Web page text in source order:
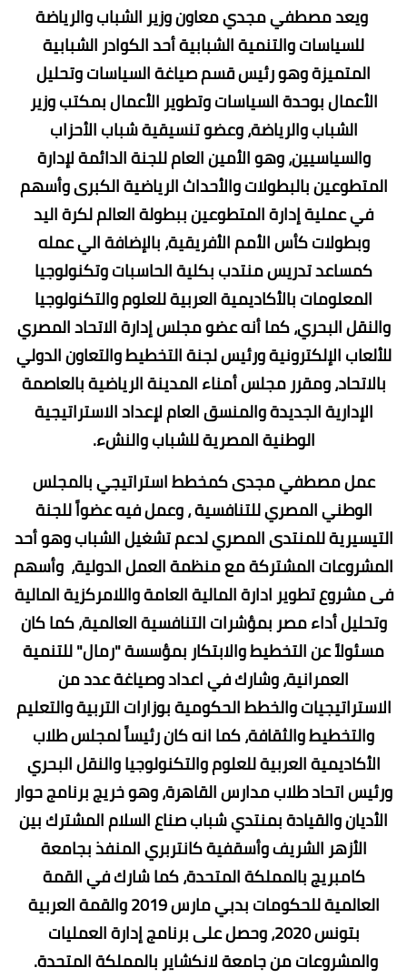
ويعد مصطفي مجدي معاون وزير الشباب والرياضة
للسياسات والتنمية الشبابية أحد الكوادر الشبابية
المتميزة وهو رئيس قسم صياغة السياسات وتحليل
الأعمال بوحدة السياسات وتطوير الأعمال بمكتب وزير
الشباب والرياضة، وعضو تنسيقية شباب الأحزاب
والسياسيين، وهو الأمين العام للجنة الدائمة لإدارة
المتطوعين بالبطولات والأحداث الرياضية الكبرى وأسهم
في عملية إدارة المتطوعين ببطولة العالم لكرة اليد
وبطولات كأس الأمم الأفريقية، بالإضافة الي عمله
كمساعد تدريس منتدب بكلية الحاسبات وتكنولوجيا
المعلومات بالأكاديمية العربية للعلوم والتكنولوجيا
والنقل البحري، كما أنه عضو مجلس إدارة الاتحاد المصري
للألعاب الإلكترونية ورئيس لجنة التخطيط والتعاون الدولي
بالاتحاد، ومقرر مجلس أمناء المدينة الرياضية بالعاصمة
الإدارية الجديدة والمنسق العام لإعداد الاستراتيجية
الوطنية المصرية للشباب والنشء.
عمل مصطفي مجدى كمخطط استراتيجي بالمجلس
الوطني المصري للتنافسية ، وعمل فيه عضواً للجنة
التيسيرية للمنتدى المصري لدعم تشغيل الشباب وهو أحد
المشروعات المشتركة مع منظمة العمل الدولية، وأسهم
فى مشروع تطوير ادارة المالية العامة واللامركزية المالية
وتحليل أداء مصر بمؤشرات التنافسية العالمية، كما كان
مسئولاً عن التخطيط والابتكار بمؤسسة "رمال" للتنمية
العمرانية، وشارك في اعداد وصياغة عدد من
الاستراتيجيات والخطط الحكومية بوزارات التربية والتعليم
والتخطيط والثقافة، كما انه كان رئيساً لمجلس طلاب
الأكاديمية العربية للعلوم والتكنولوجيا والنقل البحري
ورئيس اتحاد طلاب مدارس القاهرة، وهو خريج برنامج حوار
الأديان والقيادة بمنتدي شباب صناع السلام المشترك بين
الأزهر الشريف وأسقفية كانتربري المنفذ بجامعة
كامبريج بالمملكة المتحدة، كما شارك في القمة
العالمية للحكومات بدبي مارس 2019 والقمة العربية
بتونس 2020، وحصل على برنامج إدارة العمليات
والمشروعات من جامعة لانكشاير بالمملكة المتحدة.